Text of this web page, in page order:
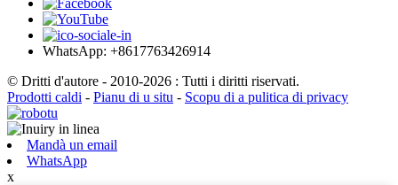
WhatsApp: +8617763426914
© Dritti d'autore - 2010-2026 : Tutti i diritti riservati.
Prodotti caldi - Pianu di u situ - Scopu di a pulitica di privacy
Mandà un email
WhatsApp
x